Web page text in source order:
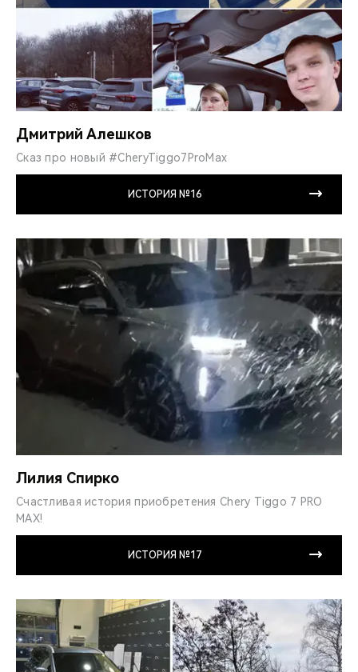
Дмитрий Алешков
Сказ про новый #CheryTiggo7ProMax
ИСТОРИЯ №16
Лилия Спирко
Счастливая история приобретения Chery Tiggo 7 PRO
MAX!
ИСТОРИЯ №17